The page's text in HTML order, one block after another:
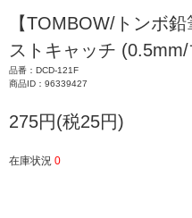
【TOMBOW/トンボ
ストキャッチ
品番：DCD-121F
商品ID：96339427
275円(税25円)
在庫状況 0